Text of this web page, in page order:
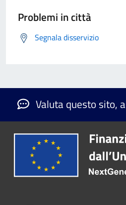
Problemi in città
Segnala disservizio
Valuta questo sito,